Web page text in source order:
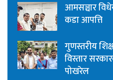
आमसञ्चार
कडा आपत्ति
गुणस्तरीय
विस्तार
पोखरेल